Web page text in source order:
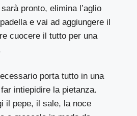
pronto, elimina l’aglio
e vai ad aggiungere il
cuocere il tutto per una
porta tutto in una
intiepidire la pietanza.
il pepe, il sale, la noce